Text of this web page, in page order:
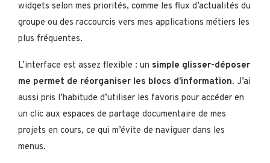
widgets selon mes priorités, comme les flux d’actualités du
groupe ou des raccourcis vers mes applications métiers les
plus fréquentes.
L’interface est assez flexible : un simple glisser-déposer
me permet de réorganiser les blocs d’information. J’ai
aussi pris l’habitude d’utiliser les favoris pour accéder en
un clic aux espaces de partage documentaire de mes
projets en cours, ce qui m’évite de naviguer dans les
menus.